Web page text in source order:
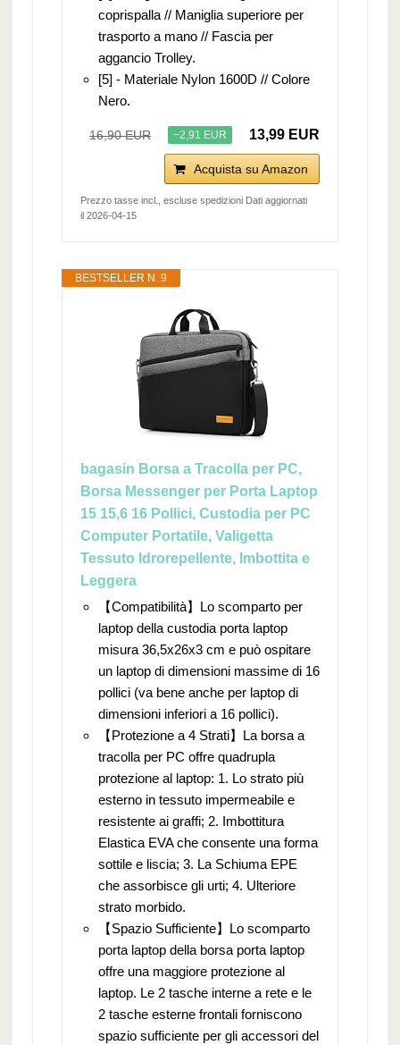
coprispalla // Maniglia superiore per
trasporto a mano // Fascia per
aggancio Trolley.
[5] - Materiale Nylon 1600D // Colore
Nero.
16,90 EUR −2,91 EUR 13,99 EUR
Acquista su Amazon
Prezzo tasse incl., escluse spedizioni Dati aggiornati
il 2026-04-15
BESTSELLER N. 9
bagasin Borsa a Tracolla per PC,
Borsa Messenger per Porta Laptop
15 15,6 16 Pollici, Custodia per PC
Computer Portatile, Valigetta
Tessuto Idrorepellente, Imbottita e
Leggera
【Compatibilità】Lo scomparto per
laptop della custodia porta laptop
misura 36,5x26x3 cm e può ospitare
un laptop di dimensioni massime di 16
pollici (va bene anche per laptop di
dimensioni inferiori a 16 pollici).
【Protezione a 4 Strati】La borsa a
tracolla per PC offre quadrupla
protezione al laptop: 1. Lo strato più
esterno in tessuto impermeabile e
resistente ai graffi; 2. Imbottitura
Elastica EVA che consente una forma
sottile e liscia; 3. La Schiuma EPE
che assorbisce gli urti; 4. Ulteriore
strato morbido.
【Spazio Sufficiente】Lo scomparto
porta laptop della borsa porta laptop
offre una maggiore protezione al
laptop. Le 2 tasche interne a rete e le
2 tasche esterne frontali forniscono
spazio sufficiente per gli accessori del